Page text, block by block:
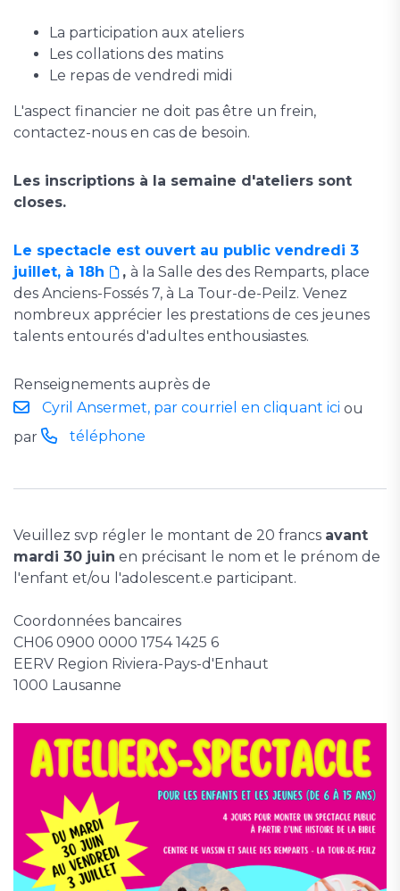
La participation aux ateliers
Les collations des matins
Le repas de vendredi midi
L'aspect financier ne doit pas être un frein,
contactez-nous en cas de besoin.
Les inscriptions à la semaine d'ateliers sont
closes.
Le spectacle est ouvert au public vendredi 3
juillet, à 18h
, à la Salle des des Remparts, place
des Anciens-Fossés 7, à La Tour-de-Peilz. Venez
nombreux apprécier les prestations de ces jeunes
talents entourés d'adultes enthousiastes.
Renseignements auprès de
Cyril Ansermet, par courriel en cliquant ici ou
par
téléphone
Veuillez svp régler le montant de 20 francs avant
mardi 30 juin en précisant le nom et le prénom de
l'enfant et/ou l'adolescent.e participant.
Coordonnées bancaires
CH06 0900 0000 1754 1425 6
EERV Region Riviera-Pays-d'Enhaut
1000 Lausanne